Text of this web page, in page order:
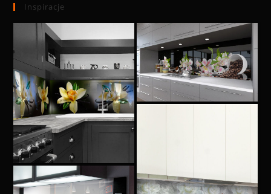
Inspiracje